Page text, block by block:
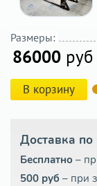
Размеры:
86000 руб
В корзину
Доставка по
Бесплатно –
500 руб – при